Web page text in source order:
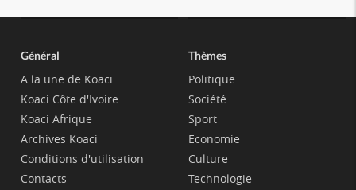
Général
A la une de Koaci
Koaci Côte d'Ivoire
Koaci Afrique
Archives Koaci
Conditions d'utilisation
Contacts
Thèmes
Politique
Société
Sport
Economie
Culture
Technologie